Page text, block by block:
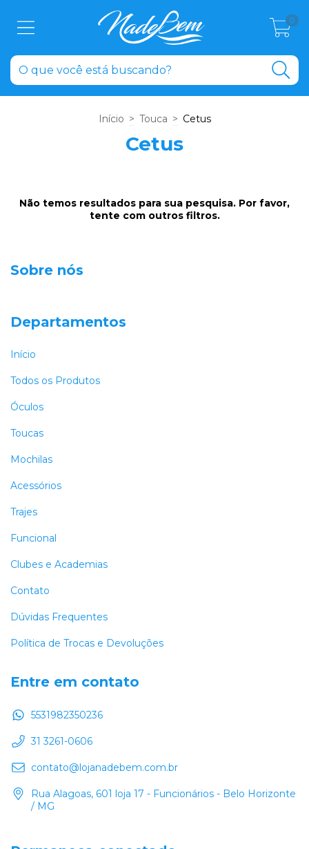
0
Início > Touca > Cetus
Cetus
Não temos resultados para sua pesquisa. Por favor,
tente com outros filtros.
Sobre nós
Departamentos
Início
Todos os Produtos
Óculos
Toucas
Mochilas
Acessórios
Trajes
Funcional
Clubes e Academias
Contato
Dúvidas Frequentes
Política de Trocas e Devoluções
Entre em contato
5531982350236
31 3261-0606
contato@lojanadebem.com.br
Rua Alagoas, 601 loja 17 - Funcionários - Belo Horizonte
/ MG